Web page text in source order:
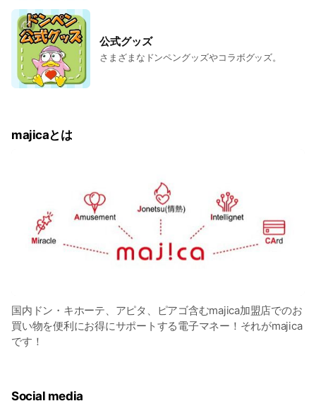
公式グッズ
さまざまなドンペングッズやコラボグッズ。
majicaとは
国内ドン・キホーテ、アピタ、ピアゴ含むmajica加盟店でのお
買い物を便利にお得にサポートする電子マネー！それがmajica
です！
Social media